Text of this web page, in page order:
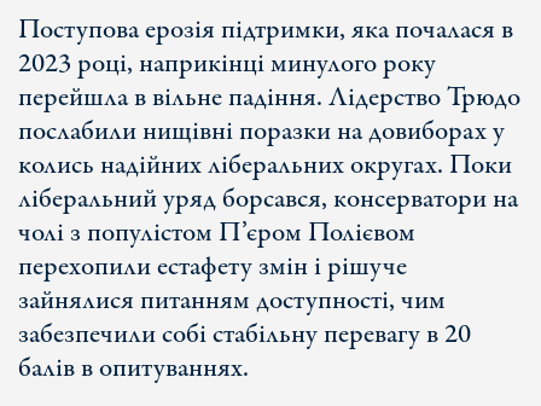
Поступова ерозія підтримки, яка почалася в
2023 році, наприкінці минулого року
перейшла в вільне падіння. Лідерство Трюдо
послабили нищівні поразки на довиборах у
колись надійних ліберальних округах. Поки
ліберальний уряд борсався, консерватори на
чолі з популістом П’єром Полієвом
перехопили естафету змін і рішуче
зайнялися питанням доступності, чим
забезпечили собі стабільну перевагу в 20
балів в опитуваннях.